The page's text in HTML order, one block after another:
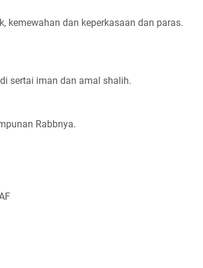
kemewahan dan keperkasaan dan paras.
sertai iman dan amal shalih.
Rabbnya.